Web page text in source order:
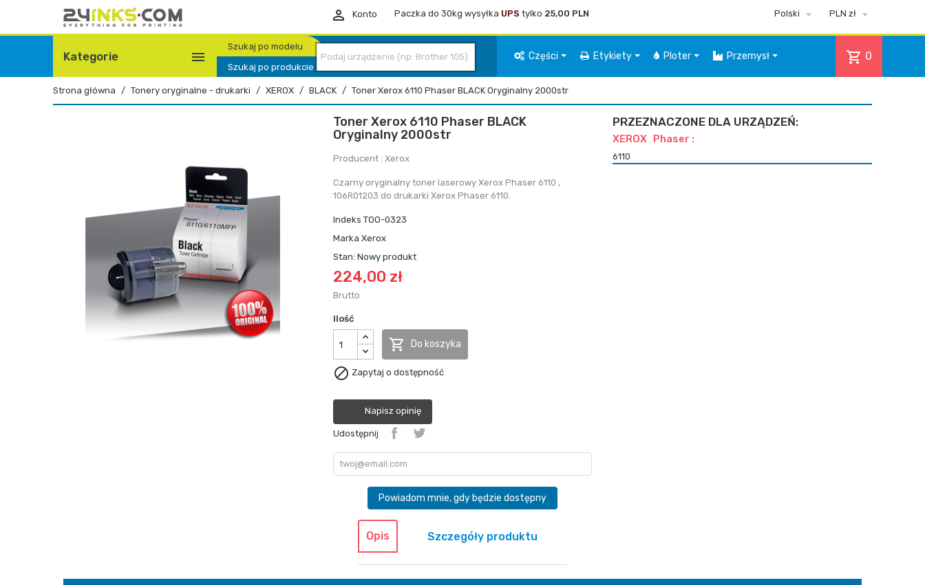
 Konto Paczka do 30kg wysyłka UPS tylko 25,00 PLN Polski  PLN zł 
Kategorie 
Szukaj po modelu
Szukaj po produkcie
shopping_cart 0
Części Etykiety Ploter Przemysł
Strona główna Tonery oryginalne - drukarki XEROX BLACK Toner Xerox 6110 Phaser BLACK Oryginalny 2000str
Toner Xerox 6110 Phaser BLACK
Oryginalny 2000str
Producent : Xerox
Czarny oryginalny toner laserowy Xerox Phaser 6110 ,
106R01203 do drukarki Xerox Phaser 6110.
Indeks TOO-0323
Marka Xerox
Stan: Nowy produkt
224,00 zł
Brutto
Ilość
 Do koszyka
 Zapytaj o dostępność
Napisz opinię
Udostępnij
Powiadom mnie, gdy będzie dostępny
PRZEZNACZONE DLA URZĄDZEŃ:
XEROX Phaser :
6110
Opis Szczegóły produktu